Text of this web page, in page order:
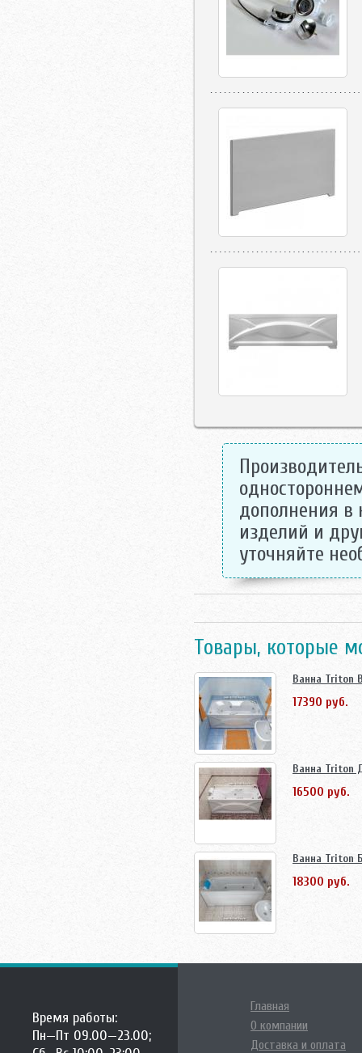
дополнения
изделий и
уточняйте
Товары, которые
Ванна Triton
17390 руб.
Ванна Triton
16500 руб.
Ванна Triton
18300 руб.
Время работы:
Пн—Пт 09.00—23.00;
Главная
О компании
Доставка и оплата